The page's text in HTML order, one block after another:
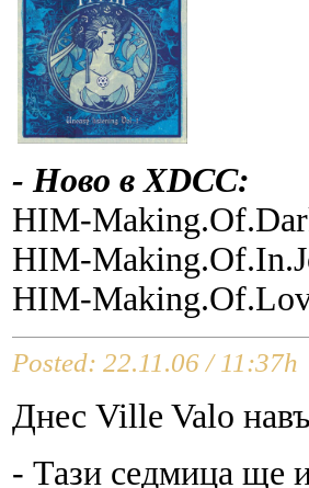
- Ново в XDCC:
HIM-
HIM-
HIM-
Posted: 22.11.06 / 11:37h
Днес Ville Valo
- Тази седмица ще